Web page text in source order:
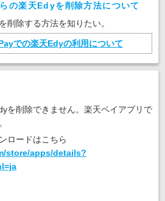
の楽天Edyを削除方法について
削除する方法を知りたい。
での楽天Edyの利用について
を削除できません。楽天ペイアプリで
ロードはこちら
store/apps/details?